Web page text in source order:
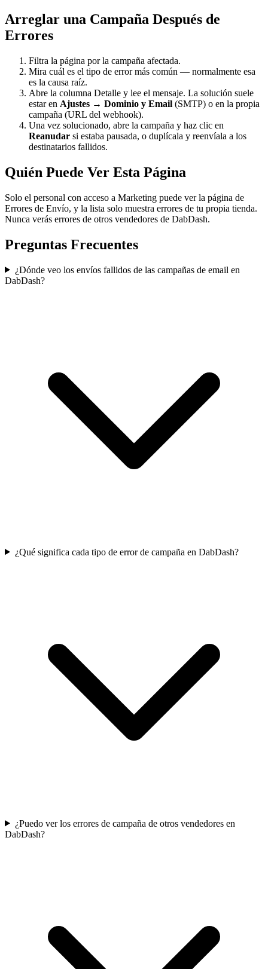
Arreglar una Campaña Después de
Errores
Filtra la página por la campaña afectada.
Mira cuál es el tipo de error más común — normalmente esa
es la causa raíz.
Abre la columna Detalle y lee el mensaje. La solución suele
estar en Ajustes → Dominio y Email (SMTP) o en la propia
campaña (URL del webhook).
Una vez solucionado, abre la campaña y haz clic en
Reanudar si estaba pausada, o duplícala y reenvíala a los
destinatarios fallidos.
Quién Puede Ver Esta Página
Solo el personal con acceso a Marketing puede ver la página de
Errores de Envío, y la lista solo muestra errores de tu propia tienda.
Nunca verás errores de otros vendedores de DabDash.
Preguntas Frecuentes
¿Dónde veo los envíos fallidos de las campañas de email en
DabDash?
¿Qué significa cada tipo de error de campaña en DabDash?
¿Puedo ver los errores de campaña de otros vendedores en
DabDash?